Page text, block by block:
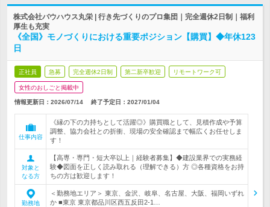
株式会社バウハウス丸栄 | 行き先づくりのプロ集団｜完全週休2日制｜福利
厚生も充実
《全国》モノづくりにおける重要ポジション【購買】◆年休123
日
正社員 急募 完全週休2日制 第二新卒歓迎 リモートワーク可
女性のおしごと掲載中
情報更新日：2026/07/14 終了予定日： 2027/01/04
仕事内容
《縁の下の力持ちとして活躍◎》購買職として、見積作成や予算
調整、協力会社との折衝、現場の安全確認まで幅広くお任せしま
す！
対象と
なる方
【高専・専門・短大卒以上｜経験者募集】◆建設業界での実務経
験◆図面を正しく読み取れる（理解できる）方 ◎各種資格をお持
ちの方は歓迎します！
勤務地
＜勤務地エリア＞ 東京、金沢、岐阜、名古屋、大阪、福岡いずれ
か ■東京 東京都品川区西五反田2-1…